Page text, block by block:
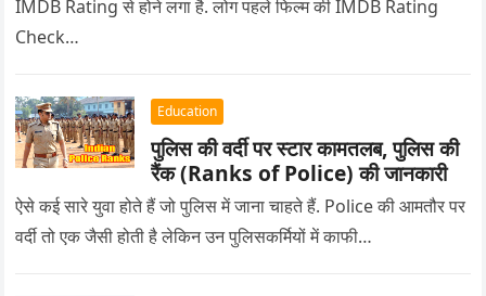
IMDB Rating से होने लगा है. लोग पहले फिल्म की IMDB Rating
Check…
Education
पुलिस की वर्दी पर स्टार कामतलब, पुलिस की
रैंक (Ranks of Police) की जानकारी
ऐसे कई सारे युवा होते हैं जो पुलिस में जाना चाहते हैं. Police की आमतौर पर
वर्दी तो एक जैसी होती है लेकिन उन पुलिसकर्मियों में काफी…